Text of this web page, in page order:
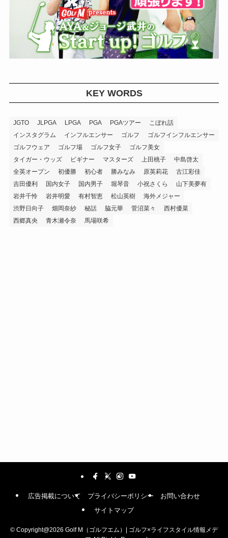
KEY WORDS
JGTO JLPGA LPGA PGA PGAツアー
こぼれ話
インスタグラム
インフルエンサー ゴルフ
ゴルフインフルエンサー
ゴルフウェア
ゴルフ場 ゴルフ女子
ゴルフ美女
タイガー・ウッズ
ビギナー マスターズ 上田桃子
中島啓太
全英オープン
初優勝 初心者 勝みなみ 原英莉花
古江彩佳
吉田優利
国内女子 国内男子 堀琴音 小祝さくら
山下美夢有
岩井千怜
岩井明愛 有村智恵 松山英樹
海外メジャー
渋野日向子
畑岡奈紗 秘話 脇元華 菅沼菜々
西村優菜
西郷真央
青木瀬令奈 馬場咲希
広告掲載について プライバシーポリシー
お問い合わせ
サイトマップ
© Copyright@2026 Golf M（ゴルフエム）| ゴルフ×ライフスタイル情報メデ